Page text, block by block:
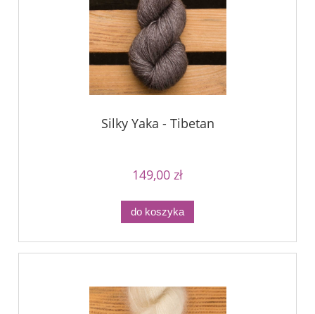
Silky Yaka - Tibetan
149,00 zł
do koszyka